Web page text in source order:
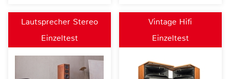
Lautsprecher Stereo
Einzeltest
Vintage Hifi
Einzeltest